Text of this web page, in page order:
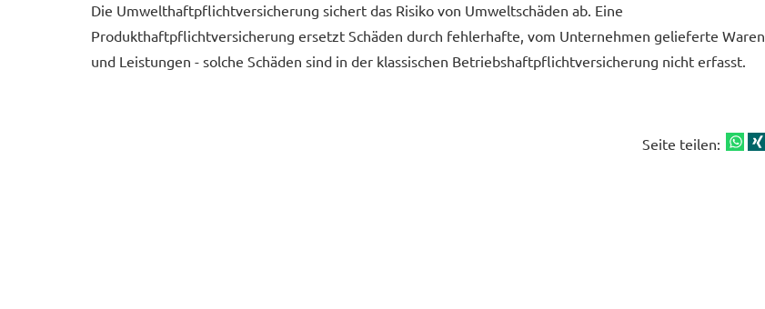
Die Umwelthaftpflichtversicherung sichert das Risiko von Umweltschäden ab. Eine
Produkthaftpflichtversicherung ersetzt Schäden durch fehlerhafte, vom Unternehmen gelieferte Waren
und Leistungen - solche Schäden sind in der klassischen Betriebshaftpflichtversicherung nicht erfasst.
Seite teilen: